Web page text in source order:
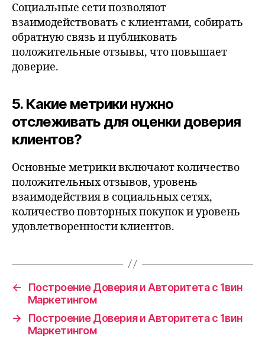
Социальные сети позволяют
взаимодействовать с клиентами, собирать
обратную связь и публиковать
положительные отзывы, что повышает
доверие.
5. Какие метрики нужно
отслеживать для оценки доверия
клиентов?
Основные метрики включают количество
положительных отзывов, уровень
взаимодействия в социальных сетях,
количество повторных покупок и уровень
удовлетворенности клиентов.
←
Построение Доверия и Авторитета с 1вин
Маркетингом
→
Построение Доверия и Авторитета с 1вин
Маркетингом